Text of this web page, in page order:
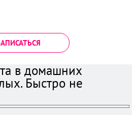
в домашних
Быстро не